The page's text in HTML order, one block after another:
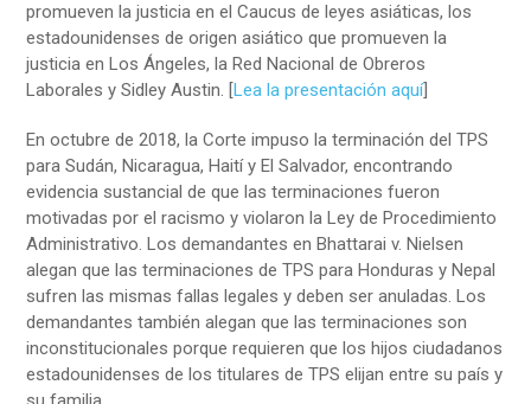
promueven la justicia en el Caucus de leyes asiáticas, los
estadounidenses de origen asiático que promueven la
justicia en Los Ángeles, la Red Nacional de Obreros
Laborales y Sidley Austin. [Lea la presentación aquí]
En octubre de 2018, la Corte impuso la terminación del TPS
para Sudán, Nicaragua, Haití y El Salvador, encontrando
evidencia sustancial de que las terminaciones fueron
motivadas por el racismo y violaron la Ley de Procedimiento
Administrativo. Los demandantes en Bhattarai v. Nielsen
alegan que las terminaciones de TPS para Honduras y Nepal
sufren las mismas fallas legales y deben ser anuladas. Los
demandantes también alegan que las terminaciones son
inconstitucionales porque requieren que los hijos ciudadanos
estadounidenses de los titulares de TPS elijan entre su país y